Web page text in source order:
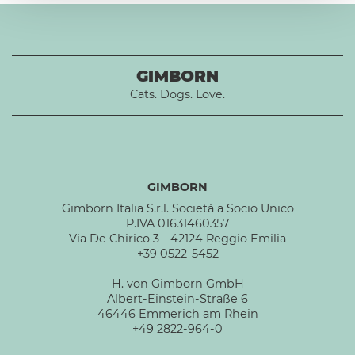
GIMBORN
Cats. Dogs. Love.
GIMBORN
Gimborn Italia S.r.l. Società a Socio Unico
P.IVA 01631460357
Via De Chirico 3 - 42124 Reggio Emilia
+39 0522-5452
H. von Gimborn GmbH
Albert-Einstein-Straße 6
46446 Emmerich am Rhein
+49 2822-964-0